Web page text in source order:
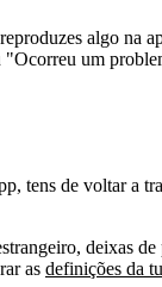
algo na
um
tens de voltar a
deixas
as definições da